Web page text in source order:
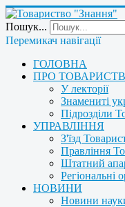
Пошук...
Перемикач навігації
ГОЛОВНА
ПРО
У лекторії
Знамениті
Підрозділи
УПРАВЛІННЯ
З'їзд
Правління
Штатний
Регіональні
НОВИНИ
Новини